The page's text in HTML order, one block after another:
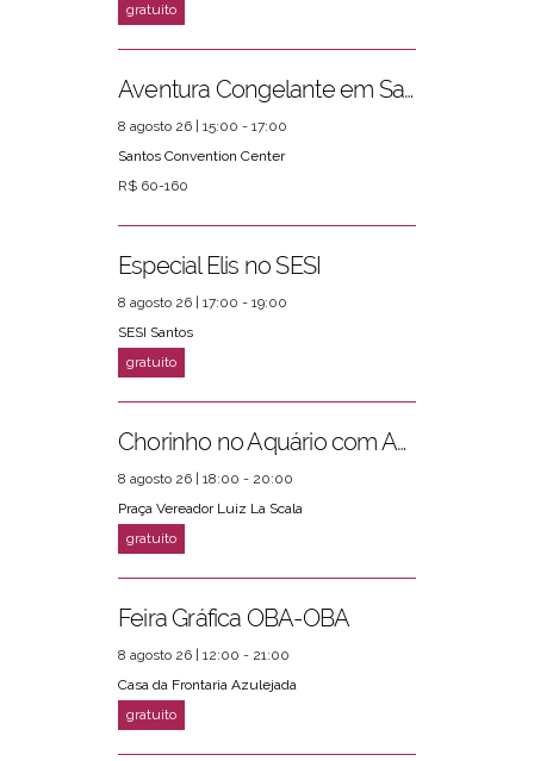
Aventura Congelante em Santos
8 agosto 26 | 15:00 - 17:00
Santos Convention Center
R$ 60-160
Especial Elis no SESI
8 agosto 26 | 17:00 - 19:00
SESI Santos
Chorinho no Aquário com Amigos da Música e Mari Torres
8 agosto 26 | 18:00 - 20:00
Praça Vereador Luiz La Scala
Feira Gráfica OBA-OBA
8 agosto 26 | 12:00 - 21:00
Casa da Frontaria Azulejada